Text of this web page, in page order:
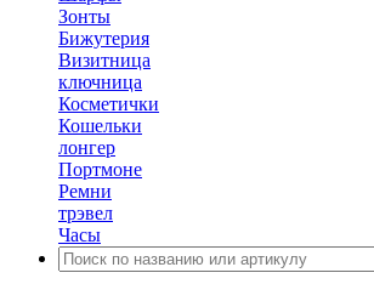
Зонты
Бижутерия
Визитница
ключница
Косметички
Кошельки
лонгер
Портмоне
Ремни
трэвел
Часы